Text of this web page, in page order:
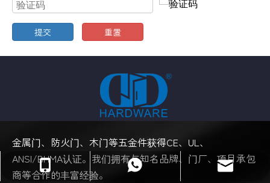
提交 重置
金属门、防火门、木门等五金件获得CE、UL、
ANSI/BHMA认证。我们拥有与知名品牌、门厂、项目承包
商等合作的丰富经验。
+86-13929037292
+86-13929037292
sales@danddhardware.com